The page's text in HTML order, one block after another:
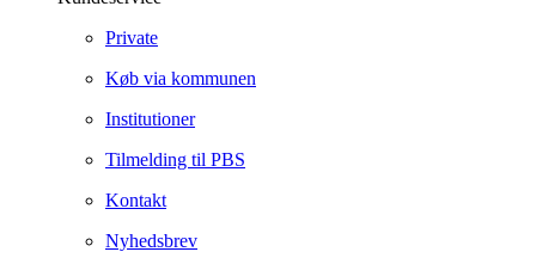
Private
Køb via kommunen
Institutioner
Tilmelding til PBS
Kontakt
Nyhedsbrev